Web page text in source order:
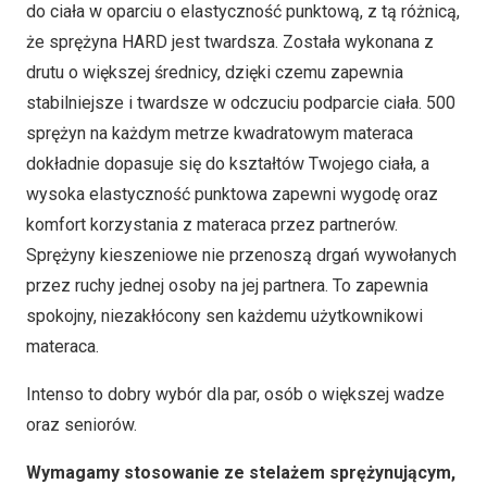
do ciała w oparciu o elastyczność punktową, z tą różnicą,
że sprężyna HARD jest twardsza. Została wykonana z
drutu o większej średnicy, dzięki czemu zapewnia
stabilniejsze i twardsze w odczuciu podparcie ciała. 500
sprężyn na każdym metrze kwadratowym materaca
dokładnie dopasuje się do kształtów Twojego ciała, a
wysoka elastyczność punktowa zapewni wygodę oraz
komfort korzystania z materaca przez partnerów.
Sprężyny kieszeniowe nie przenoszą drgań wywołanych
przez ruchy jednej osoby na jej partnera. To zapewnia
spokojny, niezakłócony sen każdemu użytkownikowi
materaca.
Intenso to dobry wybór dla par, osób o większej wadze
oraz seniorów.
Wymagamy stosowanie ze stelażem sprężynującym,